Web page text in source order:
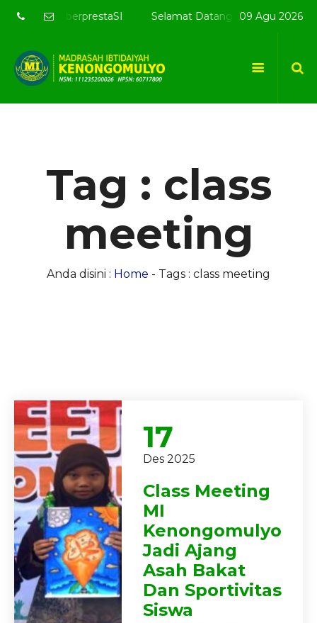
berprestaSI Selamat Datang di website resmi MI
09 Agu 2026
Tag : class
meeting
Anda disini : Home - Tags : class meeting
17
Des 2025
Class Meeting
MI
Kenongomulyo
Jadi Ajang
Asah Bakat
Dan Sportivitas
Siswa